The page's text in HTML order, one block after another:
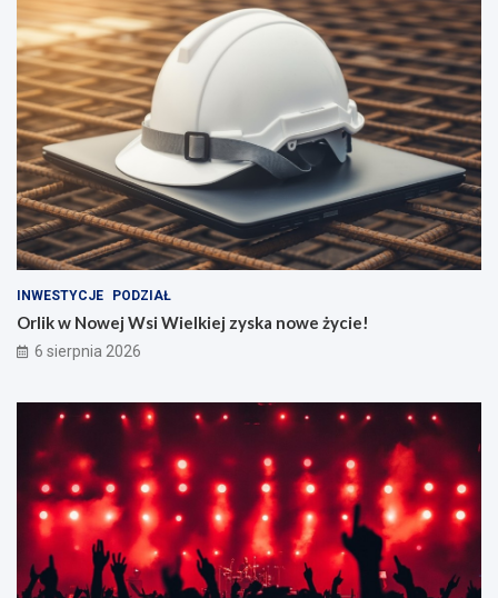
INWESTYCJE PODZIAŁ
Orlik w Nowej Wsi Wielkiej zyska nowe życie!
6 sierpnia 2026